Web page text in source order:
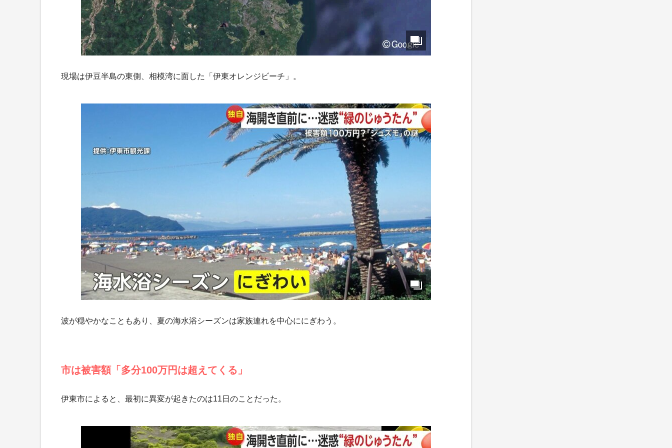
現場は伊豆半島の東側、相模湾に面した「伊東オレンジビーチ」。
波が穏やかなこともあり、夏の海水浴シーズンは家族連れを中心ににぎわう。
市は被害額「多分100万円は超えてくる」
伊東市によると、最初に異変が起きたのは11日のことだった。